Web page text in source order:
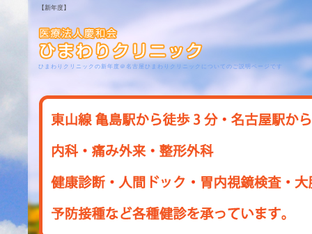
【新年度】
ひまわりクリニックの新年度＠名古屋ひまわりクリニックについてのご説明ページです